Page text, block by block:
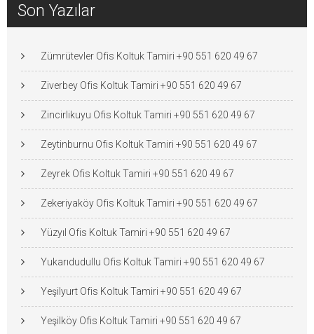
Son Yazılar
Zümrütevler Ofis Koltuk Tamiri +90 551 620 49 67
Ziverbey Ofis Koltuk Tamiri +90 551 620 49 67
Zincirlikuyu Ofis Koltuk Tamiri +90 551 620 49 67
Zeytinburnu Ofis Koltuk Tamiri +90 551 620 49 67
Zeyrek Ofis Koltuk Tamiri +90 551 620 49 67
Zekeriyaköy Ofis Koltuk Tamiri +90 551 620 49 67
Yüzyıl Ofis Koltuk Tamiri +90 551 620 49 67
Yukarıdudullu Ofis Koltuk Tamiri +90 551 620 49 67
Yeşilyurt Ofis Koltuk Tamiri +90 551 620 49 67
Yeşilköy Ofis Koltuk Tamiri +90 551 620 49 67